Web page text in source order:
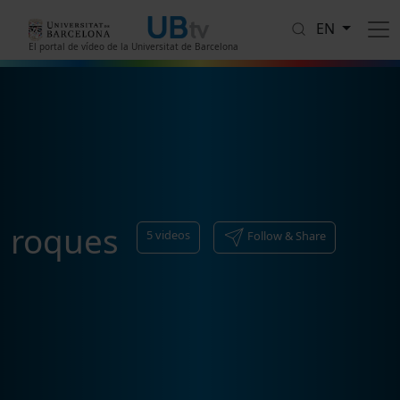
El portal de vídeo de la Universitat de Barcelona
EN
roques 5videos Follow & Share